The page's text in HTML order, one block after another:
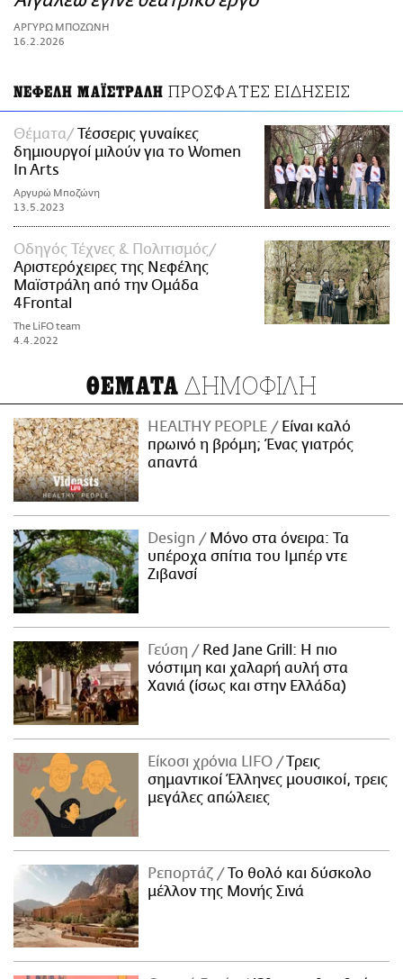
ΑΜΠΑ
PRINT
ΑΡΓΥΡΩ ΜΠΟΖΩΝΗ
16.2.2026
ΝΕΦΕΛΗ ΜΑΪΣΤΡΑΛΗ ΠΡΟΣΦΑΤΕΣ ΕΙΔΗΣΕΙΣ
Θέματα
Τέσσερις γυναίκες
δημιουργοί μιλούν για το Women
In Arts
Αργυρώ Μποζώνη
13.5.2023
Οδηγός Τέχνες & Πολιτισμός
Αριστερόχειρες της Νεφέλης
Μαϊστράλη από την Ομάδα
4Frontal
The LiFO team
4.4.2022
ΘΕΜΑΤΑ ΔΗΜΟΦΙΛΗ
HEALTHY PEOPLE
Είναι καλό
πρωινό η βρόμη; Ένας γιατρός
απαντά
Design
Μόνο στα όνειρα: Τα
υπέροχα σπίτια του Ιμπέρ ντε
Ζιβανσί
Γεύση
Red Jane Grill: Η πιο
νόστιμη και χαλαρή αυλή στα
Χανιά (ίσως και στην Ελλάδα)
Είκοσι χρόνια LIFO
Tρεις
σημαντικοί Έλληνες μουσικοί, τρεις
μεγάλες απώλειες
Ρεπορτάζ
Το θολό και δύσκολο
μέλλον της Μονής Σινά